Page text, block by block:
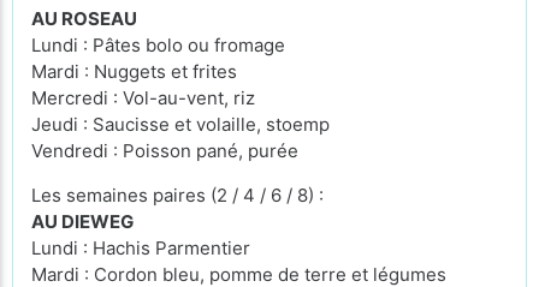
AU ROSEAU
Lundi : Pâtes bolo ou fromage
Mardi : Nuggets et frites
Mercredi : Vol-au-vent, riz
Jeudi : Saucisse et volaille, stoemp
Vendredi : Poisson pané, purée
Les semaines paires (2 / 4 / 6 / 8) :
AU DIEWEG
Lundi : Hachis Parmentier
Mardi : Cordon bleu, pomme de terre et légumes